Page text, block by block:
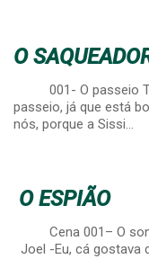
O
001- O passeio
passeio, já que está
nós, porque a Sissi…
O ESPIÃO
Cena 001– O
Joel -Eu, cá gostava